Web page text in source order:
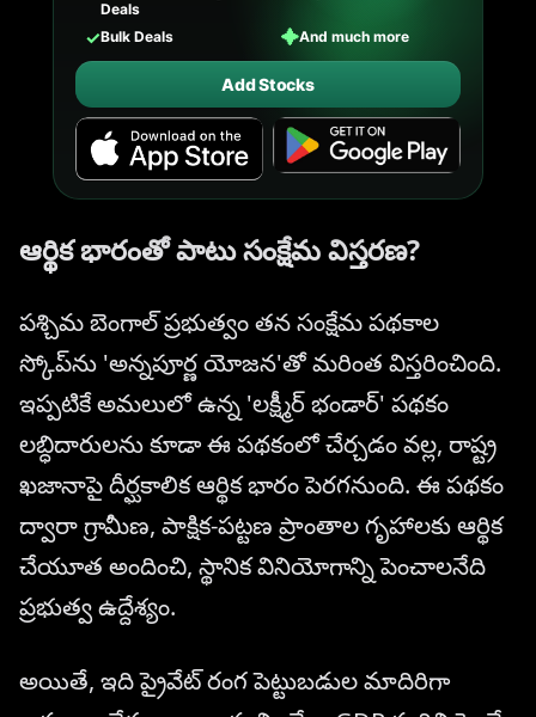
Deals
✓Bulk Deals ✦And much more
Add Stocks
ఆర్థిక భారంతో పాటు సంక్షేమ విస్తరణ?
పశ్చిమ బెంగాల్ ప్రభుత్వం తన సంక్షేమ పథకాల
స్కోప్‌ను 'అన్నపూర్ణ యోజన'తో మరింత విస్తరించింది.
ఇప్పటికే అమలులో ఉన్న 'లక్ష్మీర్ భండార్' పథకం
లబ్ధిదారులను కూడా ఈ పథకంలో చేర్చడం వల్ల, రాష్ట్ర
ఖజానాపై దీర్ఘకాలిక ఆర్థిక భారం పెరగనుంది. ఈ పథకం
ద్వారా గ్రామీణ, పాక్షిక-పట్టణ ప్రాంతాల గృహాలకు ఆర్థిక
చేయూత అందించి, స్థానిక వినియోగాన్ని పెంచాలనేది
ప్రభుత్వ ఉద్దేశ్యం.
అయితే, ఇది ప్రైవేట్ రంగ పెట్టుబడుల మాదిరిగా